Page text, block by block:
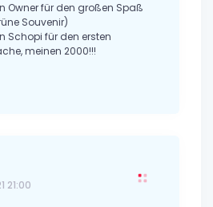
Owner für den großen Spaß
Souvenir)
Schopi für den ersten
meinen 2000!!!
21:00